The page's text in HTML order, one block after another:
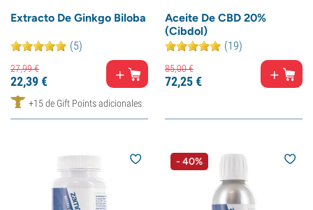
Extracto De Ginkgo Biloba
(5)
27,99€
22,39€
+15 de Gift Points adicionales
Aceite De CBD 20%
(Cibdol)
(19)
85,00€
72,25€
- 40%